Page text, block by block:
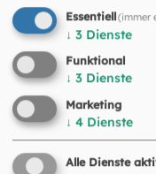
Optional:
Optional: Name
Postfach 31 04 26
80104 München
Bitte senden
digital an
Essentiell(immer
↓ 3 Dienste
Funktional
↓ 3 Dienste
Marketing
↓ 4 Dienste
Alle Dienste